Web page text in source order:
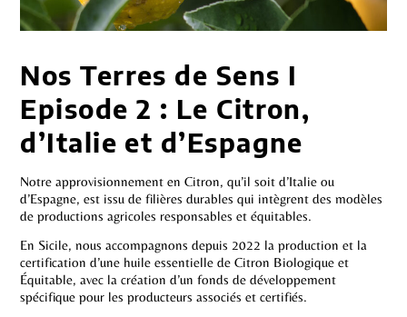
Nos Terres de Sens I
Episode 2 : Le Citron,
d’Italie et d’Espagne
Notre approvisionnement en Citron, qu’il soit d’Italie ou
d’Espagne, est issu de filières durables qui intègrent des modèles
de productions agricoles responsables et équitables.
En Sicile, nous accompagnons depuis 2022 la production et la
certification d’une huile essentielle de Citron Biologique et
Équitable, avec la création d’un fonds de développement
spécifique pour les producteurs associés et certifiés.